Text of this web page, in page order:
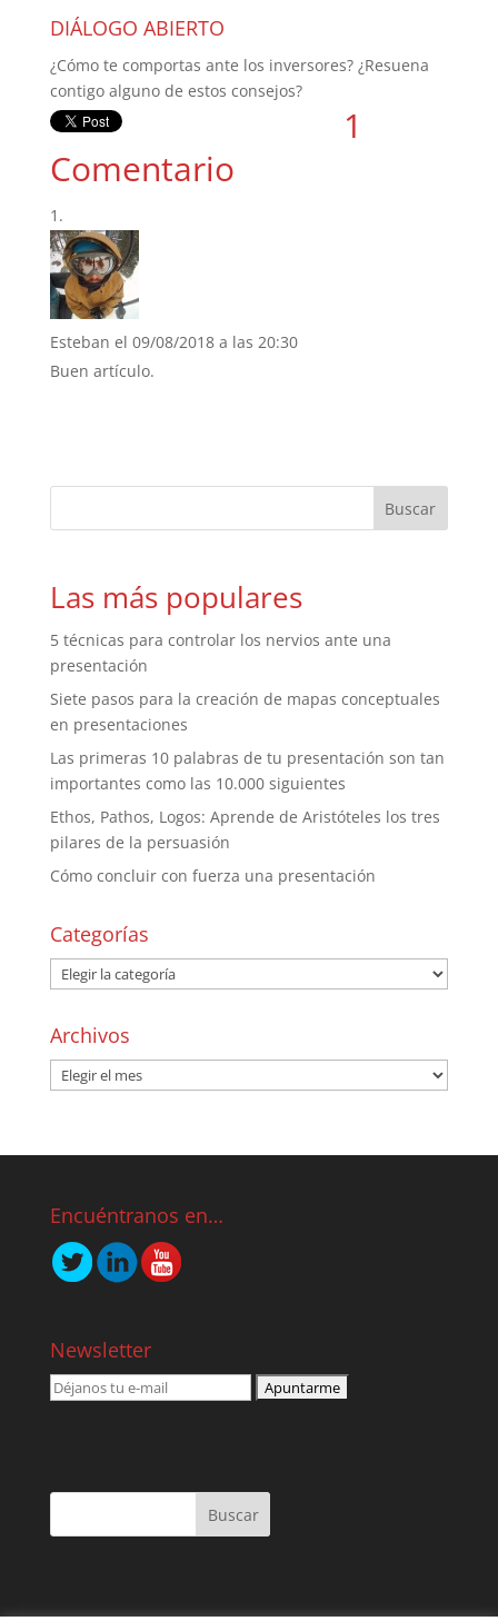
DIÁLOGO ABIERTO
¿Cómo te comportas ante los inversores? ¿Resuena
contigo alguno de estos consejos?
1
Comentario
Esteban el 09/08/2018 a las 20:30
Buen artículo.
Las más populares
5 técnicas para controlar los nervios ante una
presentación
Siete pasos para la creación de mapas conceptuales
en presentaciones
Las primeras 10 palabras de tu presentación son tan
importantes como las 10.000 siguientes
Ethos, Pathos, Logos: Aprende de Aristóteles los tres
pilares de la persuasión
Cómo concluir con fuerza una presentación
Categorías
Archivos
Encuéntranos en…
Newsletter